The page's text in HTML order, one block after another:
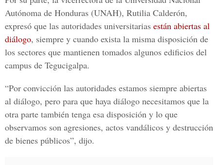
Autónoma de Honduras (UNAH), Rutilia Calderón,
expresó que las autoridades universitarias están abiertas al
diálogo, siempre y cuando exista la misma disposición de
los sectores que mantienen tomados algunos edificios del
campus de Tegucigalpa.
“Por convicción las autoridades estamos siempre abiertas
al diálogo, pero para que haya diálogo necesitamos que la
otra parte también tenga esa disposición y lo que
observamos son agresiones, actos vandálicos y destrucción
de bienes públicos”, dijo.